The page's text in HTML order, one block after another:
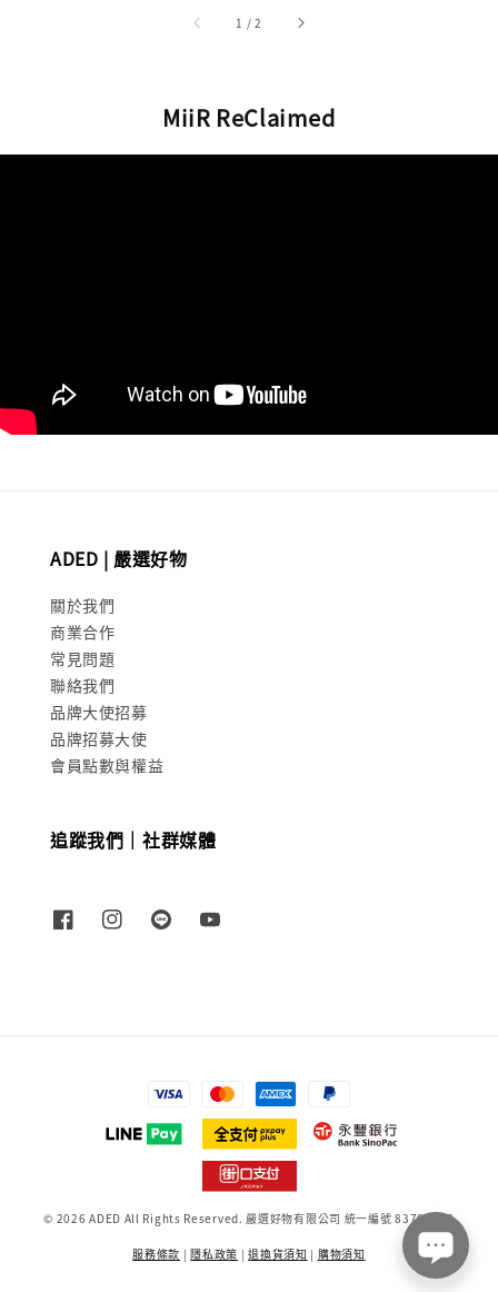
1 /2
MiiR ReClaimed
ADED | 嚴選好物
關於我們
商業合作
常見問題
聯絡我們
品牌大使招募
品牌招募大使
會員點數與權益
追蹤我們｜社群媒體
© 2026 ADED All Rights Reserved. 嚴選好物有限公司 統一編號 83709698
服務條款 |隱私政策 |退換貨須知 | 購物須知